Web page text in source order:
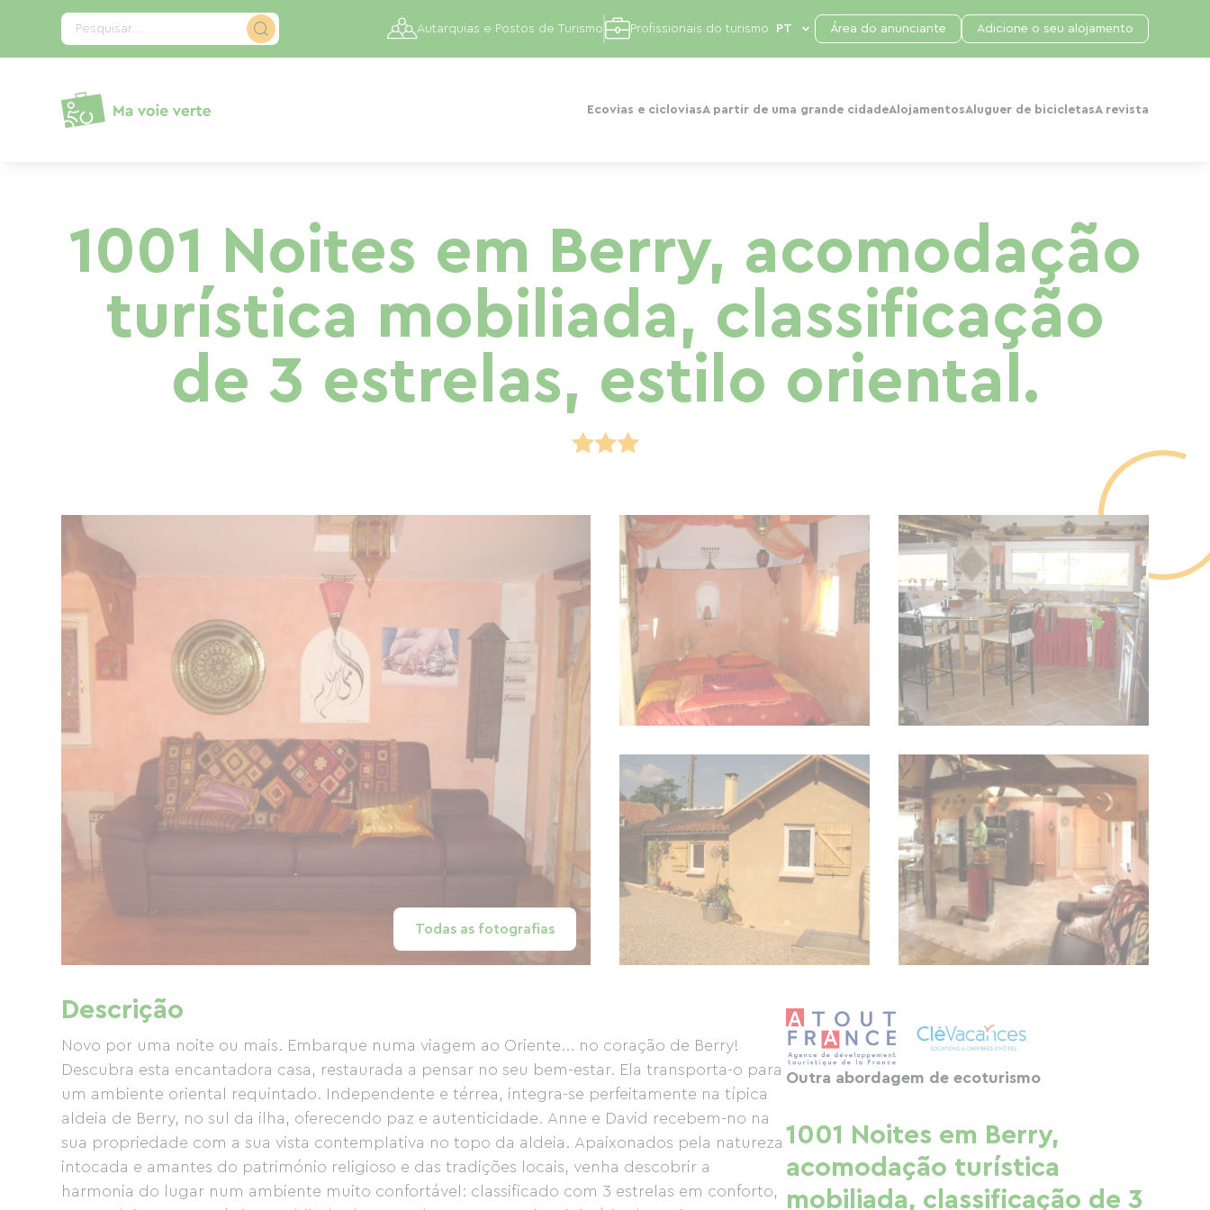
Pesquisar...
Ecovias e cicloviasA partir de uma grande cidadeAlojamentosAluguer de bicicletasA revista
Autarquias e Postos de Turismo Profissionais do turismo Área do anunciante Adicione o seu alojamento
1001 Noites em Berry, acomodação
turística mobiliada, classificação
de 3 estrelas, estilo oriental.
Todas as fotografias
Descrição
Novo por uma noite ou mais. Embarque numa viagem ao Oriente... no coração de Berry!
Descubra esta encantadora casa, restaurada a pensar no seu bem-estar. Ela transporta-o para
um ambiente oriental requintado. Independente e térrea, integra-se perfeitamente na típica
aldeia de Berry, no sul da ilha, oferecendo paz e autenticidade. Anne e David recebem-no na
sua propriedade com a sua vista contemplativa no topo da aldeia. Apaixonados pela natureza
intocada e amantes do património religioso e das tradições locais, venha descobrir a
harmonia do lugar num ambiente muito confortável: classificado com 3 estrelas em conforto,
Outra abordagem de ecoturismo
1001 Noites em Berry,
acomodação turística
mobiliada, classificação de 3
Painel de Gerenciamento de Cookies